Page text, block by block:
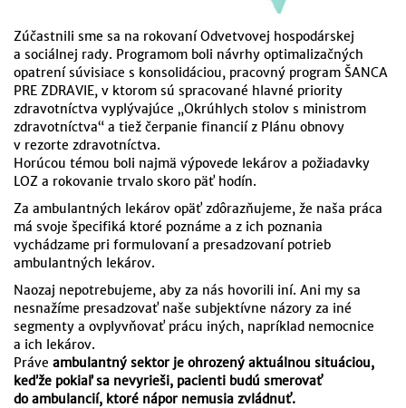
Zúčastnili sme sa na rokovaní Odvetvovej hospodárskej
a sociálnej rady. Programom boli návrhy optimalizačných
opatrení súvisiace s konsolidáciou, pracovný program ŠANCA
PRE ZDRAVIE, v ktorom sú spracované hlavné priority
zdravotníctva vyplývajúce „Okrúhlych stolov s ministrom
zdravotníctva“ a tiež čerpanie financií z Plánu obnovy
v rezorte zdravotníctva.
Horúcou témou boli najmä výpovede lekárov a požiadavky
LOZ a rokovanie trvalo skoro päť hodín.
Za ambulantných lekárov opäť zdôrazňujeme, že naša práca
má svoje špecifiká ktoré poznáme a z ich poznania
vychádzame pri formulovaní a presadzovaní potrieb
ambulantných lekárov.
Naozaj nepotrebujeme, aby za nás hovorili iní. Ani my sa
nesnažíme presadzovať naše subjektívne názory za iné
segmenty a ovplyvňovať prácu iných, napríklad nemocnice
a ich lekárov.
Práve ambulantný sektor je ohrozený aktuálnou situáciou,
keďže pokiaľ sa nevyrieši, pacienti budú smerovať
do ambulancií, ktoré nápor nemusia zvládnuť.